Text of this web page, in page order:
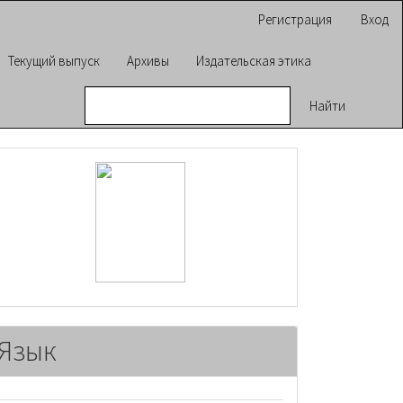
Регистрация Вход
Текущий выпуск Архивы Издательская этика
Найти